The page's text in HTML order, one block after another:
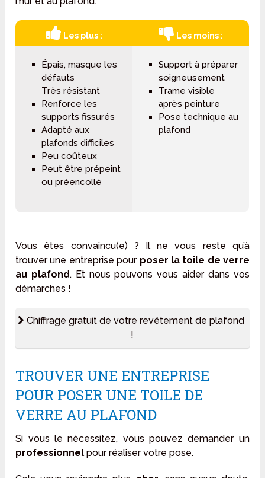
Les plus : Les moins :
Épais, masque les
défauts
Très résistant
Renforce les
supports fissurés
Adapté aux
plafonds difficiles
Peu coûteux
Peut être prépeint
ou préencollé
Support à préparer
soigneusement
Trame visible
après peinture
Pose technique au
plafond
Vous êtes convaincu(e) ? Il ne vous reste qu’à
trouver une entreprise pour poser la toile de verre
au plafond. Et nous pouvons vous aider dans vos
démarches !
Chiffrage gratuit de votre revêtement de plafond
!
TROUVER UNE ENTREPRISE
POUR POSER UNE TOILE DE
VERRE AU PLAFOND
Si vous le nécessitez, vous pouvez demander un
professionnel pour réaliser votre pose.